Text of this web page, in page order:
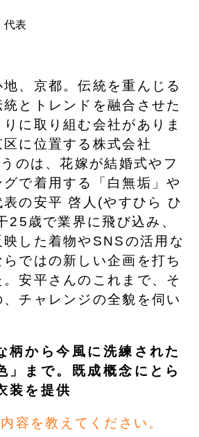
表
、京都。伝統を重んじる
とトレンドを融合させた
に取り組む会社がありま
に位置する株式会社
のは、花嫁が結婚式やフ
で着用する「白無垢」や
表の安平 啓人(やすひら ひ
25歳で業界に飛び込み、
した着物やSNSの活用な
ではの新しい企画を打ち
安平さんのこれまで、そ
、チャレンジの全貌を伺い
柄から今風に洗練された
」まで。既成概念にとら
装を提供
容を教えてください。